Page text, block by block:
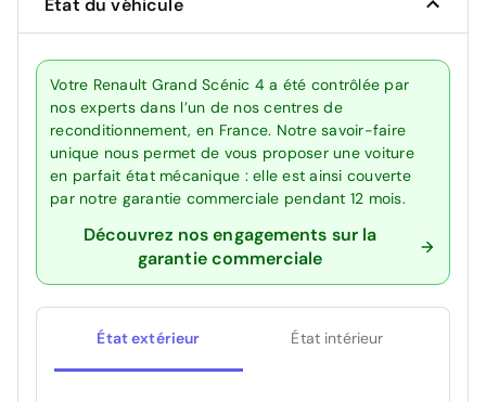
État du véhicule
Votre Renault Grand Scénic 4 a été contrôlée par
nos experts dans l’un de nos centres de
reconditionnement, en France. Notre savoir-faire
unique nous permet de vous proposer une voiture
en parfait état mécanique : elle est ainsi couverte
par notre garantie commerciale pendant 12 mois.
Découvrez nos engagements sur la
garantie commerciale
État extérieur État intérieur